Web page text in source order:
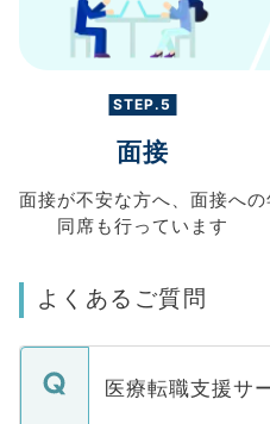
STEP.5
面接
面接が不安な方へ、 面接への
同席も行っています
よくあるご質問
医療転職支援サ